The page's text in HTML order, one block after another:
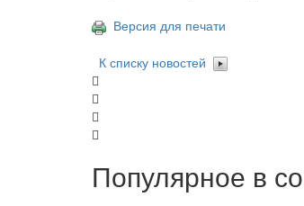
Версия для печати
К списку новостей
Популярное в